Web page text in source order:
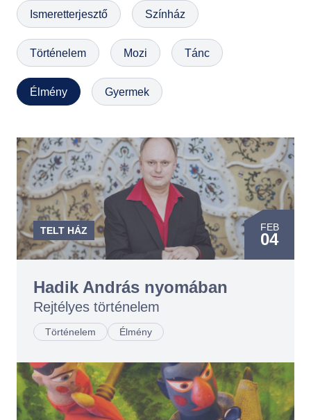
GYIK
Ismeretterjesztő Színház
Történelem Mozi Tánc
Élmény Gyermek
FEB
04
TELT HÁZ
Hadik András nyomában
Rejtélyes történelem
Történelem Élmény